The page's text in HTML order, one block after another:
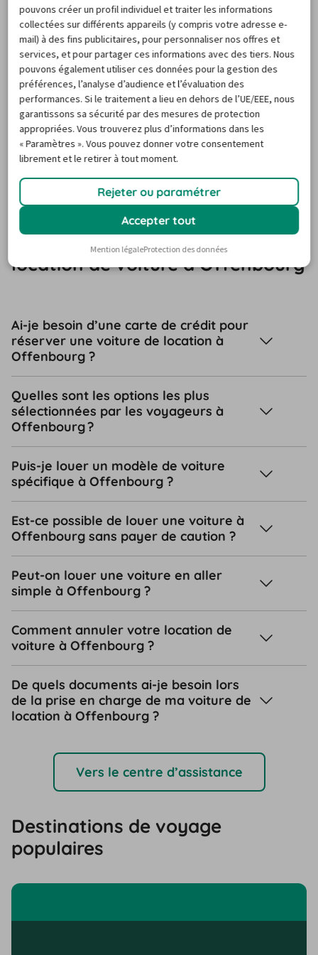
répondre à vos besoins. Un problème de dernière minute
? Notre système d'annulation gratuite fonctionne jusqu'à
la veille de la date de prise en charge. En plus, vous
pourrez réserver votre véhicule auprès de notre agence
Kehl Europcar en ligne, en seulement quatre petits clics.
De quoi vous mettre au volant de votre voiture le plus
rapidement possible et commencer à explorer la région
au plus vite !
Questions fréquentes sur la
location de voiture à Offenbourg
Ai-je besoin d’une carte de crédit pour
réserver une voiture de location à
Offenbourg ?
Quelles sont les options les plus
sélectionnées par les voyageurs à
Offenbourg ?
Puis-je louer un modèle de voiture
spécifique à Offenbourg ?
Est-ce possible de louer une voiture à
Offenbourg sans payer de caution ?
Peut-on louer une voiture en aller
simple à Offenbourg ?
Comment annuler votre location de
voiture à Offenbourg ?
De quels documents ai-je besoin lors
de la prise en charge de ma voiture de
location à Offenbourg ?
Vers le centre d’assistance
Destinations de voyage
populaires
pouvons créer un profil individuel et traiter les informations
collectées sur différents appareils (y compris votre adresse e-
mail) à des fins publicitaires, pour personnaliser nos offres et
services, et pour partager ces informations avec des tiers. Nous
pouvons également utiliser ces données pour la gestion des
préférences, l’analyse d’audience et l’évaluation des
performances. Si le traitement a lieu en dehors de l’UE/EEE, nous
garantissons sa sécurité par des mesures de protection
appropriées. Vous trouverez plus d’informations dans les
« Paramètres ». Vous pouvez donner votre consentement
librement et le retirer à tout moment.
Rejeter ou paramétrer
Accepter tout
Mention légaleProtection des données